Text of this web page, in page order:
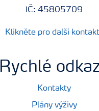
IČ: 45805709
Klikněte pro další
Rychlé
Kontakty
Plány výživy